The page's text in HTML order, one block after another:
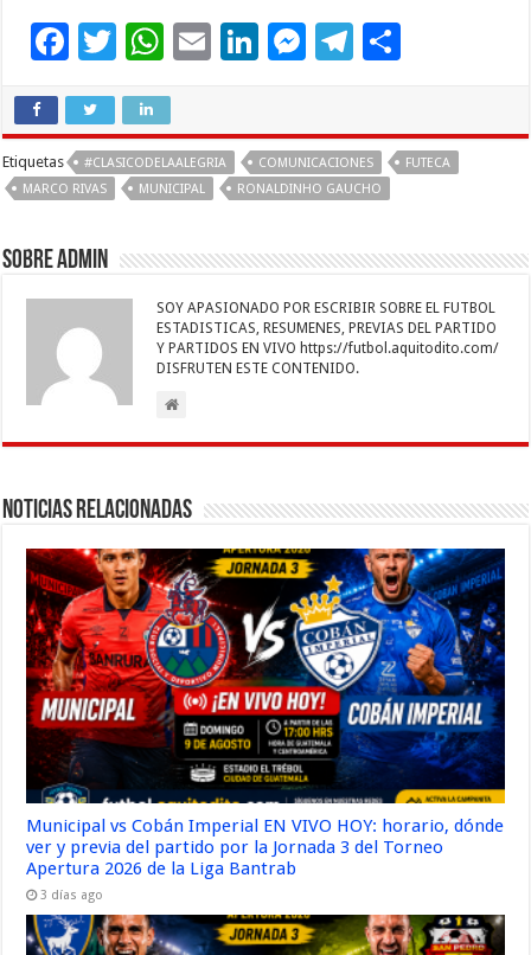
F
e
b
o
k
T
tt
er
W
at
sA
p
E
l
Li
e
dI
M
n
g
T
gr
a
p
r
Etiquetas #CLASICODELAALEGRIA COMUNICACIONES
FUTECA
MARCO RIVAS
MUNICIPAL RONALDINHO GAUCHO
Sobre admin
SOY APASIONADO POR ESCRIBIR SOBRE EL FUTBOL
ESTADISTICAS, RESUMENES, PREVIAS DEL PARTIDO
Y PARTIDOS EN VIVO https://futbol.aquitodito.com/
DISFRUTEN ESTE CONTENIDO.
Noticias Relacionadas
Municipal vs Cobán Imperial EN VIVO HOY: horario, dónde
ver y previa del partido por la Jornada 3 del Torneo
Apertura 2026 de la Liga Bantrab
3 días ago